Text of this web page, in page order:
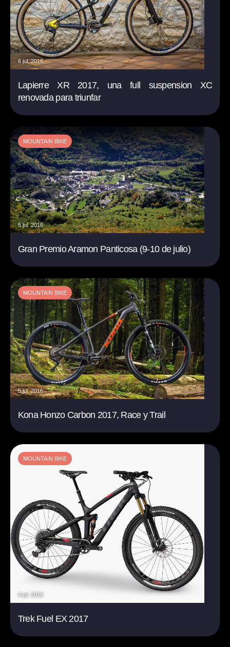
6 jul. 2016
Lapierre XR 2017, una full suspension XC
renovada para triunfar
MOUNTAIN BIKE
5 jul. 2016
Gran Premio Aramon Panticosa (9-10 de julio)
MOUNTAIN BIKE
5 jul. 2016
Kona Honzo Carbon 2017, Race y Trail
MOUNTAIN BIKE
4 jul. 2016
Trek Fuel EX 2017